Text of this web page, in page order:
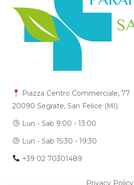
Piazza Centro Commerciale, 77
20090 Segrate, San Felice (MI)
Lun - Sab 9:00 - 13:00
Lun - Sab 15:30 - 19:30
+39 02 70301489
Privacy Policy